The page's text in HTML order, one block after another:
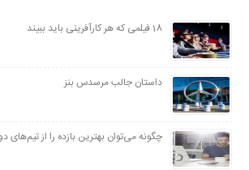
18 فیلمی که هر کارآفرینی باید ببیند
داستان جالب مرسدس بنز
چگونه می‌توان بهترین بازده را از تیم‌های